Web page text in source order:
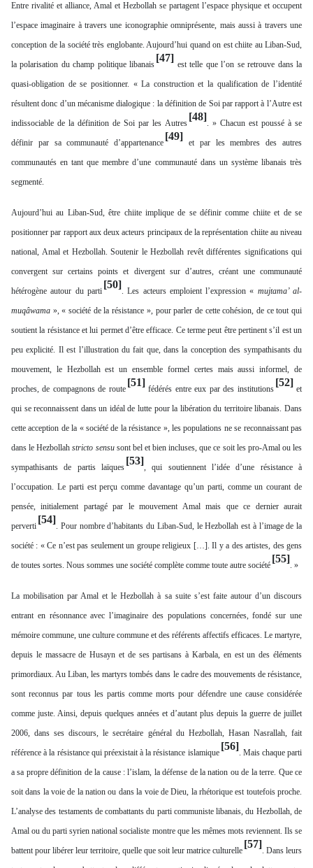
Entre rivalité et alliance, Amal et Hezbollah se partagent l’espace physique et occupent
l’espace imaginaire à travers une iconographie omniprésente, mais aussi à travers une
conception de la société très englobante. Aujourd’hui quand on est chiite au Liban-Sud,
la polarisation du champ politique libanais
[47]
est telle que l’on se retrouve dans la
quasi-obligation de se positionner. « La construction et la qualification de l’identité
résultent donc d’un mécanisme dialogique : la définition de Soi par rapport à l’Autre est
indissociable de la définition de Soi par les Autres
[48]
. » Chacun est poussé à se
définir par sa communauté d’appartenance
[49]
et par les membres des autres
communautés en tant que membre d’une communauté dans un système libanais très
segmenté.
Aujourd’hui au Liban-Sud, être chiite implique de se définir comme chiite et de se
positionner par rapport aux deux acteurs principaux de la représentation chiite au niveau
national, Amal et Hezbollah. Soutenir le Hezbollah revêt différentes significations qui
convergent sur certains points et divergent sur d’autres, créant une communauté
hétérogène autour du parti
[50]
. Les acteurs emploient l’expression « mujtama’ al-
muqâwama », « société de la résistance », pour parler de cette cohésion, de ce tout qui
soutient la résistance et lui permet d’être efficace. Ce terme peut être pertinent s’il est un
peu explicité. Il est l’illustration du fait que, dans la conception des sympathisants du
mouvement, le Hezbollah est un ensemble formel certes mais aussi informel, de
proches, de compagnons de route
[51]
fédérés entre eux par des institutions
[52]
et
qui se reconnaissent dans un idéal de lutte pour la libération du territoire libanais. Dans
cette acception de la « société de la résistance », les populations ne se reconnaissant pas
dans le Hezbollahstricto sensusont bel et bien incluses, que ce soit les pro-Amal ou les
sympathisants de partis laïques
[53]
, qui soutiennent l’idée d’une résistance à
l’occupation. Le parti est perçu comme davantage qu’un parti, comme un courant de
pensée, initialement partagé par le mouvement Amal mais que ce dernier aurait
perverti
[54]
. Pour nombre d’habitants du Liban-Sud, le Hezbollah est à l’image de la
société : « Ce n’est pas seulement un groupe religieux […]. Il y a des artistes, des gens
de toutes sortes. Nous sommes une société complète comme toute autre société
[55]
. »
La mobilisation par Amal et le Hezbollah à sa suite s’est faite autour d’un discours
entrant en résonnance avec l’imaginaire des populations concernées, fondé sur une
mémoire commune, une culture commune et des référents affectifs efficaces. Le martyre,
depuis le massacre de Husayn et de ses partisans à Karbala, en est un des éléments
primordiaux. Au Liban, les martyrs tombés dans le cadre des mouvements de résistance,
sont reconnus par tous les partis comme morts pour défendre une cause considérée
comme juste. Ainsi, depuis quelques années et d’autant plus depuis la guerre de juillet
2006, dans ses discours, le secrétaire général du Hezbollah, Hasan Nasrallah, fait
référence à la résistance qui préexistait à la résistance islamique
[56]
. Mais chaque parti
a sa propre définition de la cause : l’islam, la défense de la nation ou de la terre. Que ce
soit dans la voie de la nation ou dans la voie de Dieu, la rhétorique est toutefois proche.
L’analyse des testaments de combattants du parti communiste libanais, du Hezbollah, de
Amal ou du parti syrien national socialiste montre que les mêmes mots reviennent. Ils se
battent pour libérer leur territoire, quelle que soit leur matrice culturelle
[57]
. Dans leurs